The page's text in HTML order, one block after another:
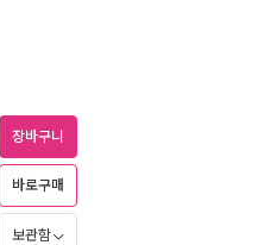
장바구니
바로구매
보관함